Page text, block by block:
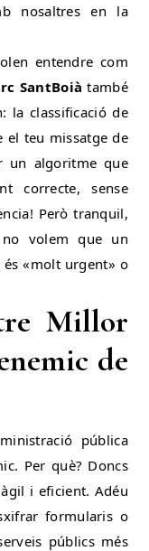
nosaltres en la
entendre com
SantBoià també
la classificació de
el teu missatge de
un algoritme que
correcte, sense
Però tranquil,
no volem que un
«molt urgent» o
Millor
de
pública
Per què? Doncs
i eficient. Adéu
formularis o
públics més